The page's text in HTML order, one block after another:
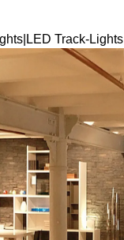
Track-Lights